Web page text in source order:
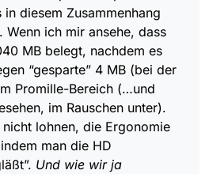
diesem Zusammenhang
Wenn ich mir ansehe, dass
MB belegt, nachdem es
“gesparte” 4 MB (bei der
Promille-Bereich (…und
im Rauschen unter).
lohnen, die Ergonomie
man die HD
Und wie wir ja